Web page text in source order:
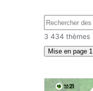
Rechercher
3 434 thèmes
Mise en page 1
Blocs